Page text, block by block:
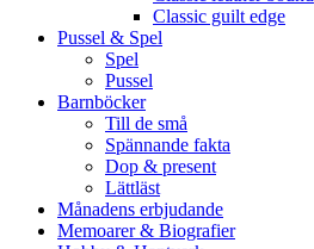
Classic guilt edge
Pussel & Spel
Spel
Pussel
Barnböcker
Till de små
Spännande fakta
Dop & present
Lättläst
Månadens erbjudande
Memoarer & Biografier